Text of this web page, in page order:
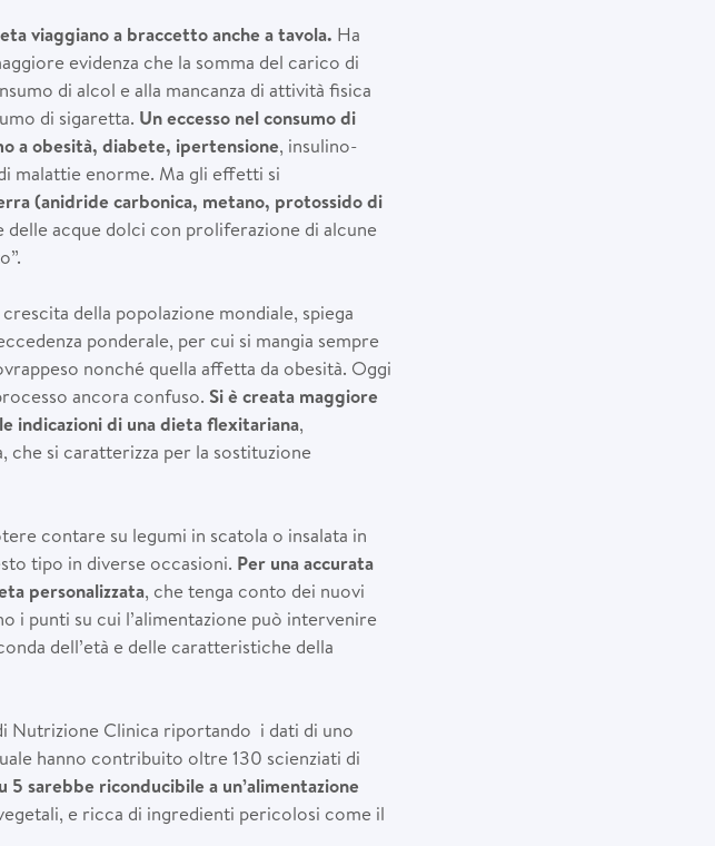
viaggiano a braccetto anche a tavola. Ha
evidenza che la somma del carico di
di alcol e alla mancanza di attività fisica
di sigaretta. Un eccesso nel consumo di
a obesità, diabete, ipertensione, insulino-
malattie enorme. Ma gli effetti si
(anidride carbonica, metano, protossido di
delle acque dolci con proliferazione di alcune
della popolazione mondiale, spiega
ponderale, per cui si mangia sempre
nonché quella affetta da obesità. Oggi
ancora confuso. Siè creata maggiore
indicazioni di una dieta flexitariana,
si caratterizza per la sostituzione
contare su legumi in scatola o insalata in
tipo in diverse occasioni. Per una accurata
personalizzata, che tenga conto dei nuovi
i punti su cui l’alimentazione può intervenire
dell’età e delle caratteristiche della
Nutrizione Clinica riportando i dati di uno
hanno contribuito oltre 130 scienziati di
5 sarebbe riconducibile a un’alimentazione
e ricca di ingredienti pericolosi come il